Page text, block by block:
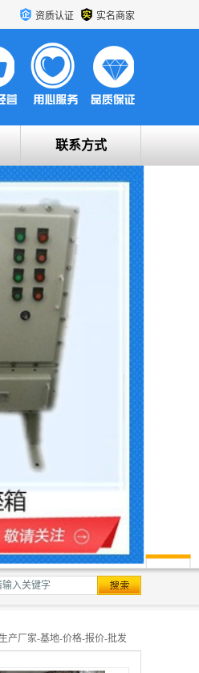
资质认证 实名商家
联系方式
产厂家-基地-价格-报价-批发